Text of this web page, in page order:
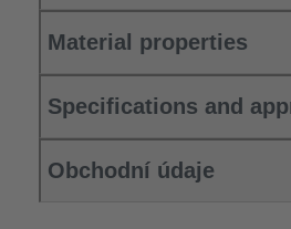
Material properties
Specifications and
Obchodní údaje